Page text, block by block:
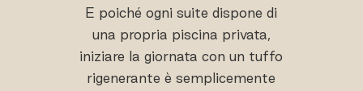
E poiché ogni suite dispone di
una propria piscina privata,
iniziare la giornata con un tuffo
rigenerante è semplicemente